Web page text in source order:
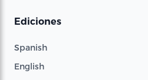
Ediciones
Spanish
English